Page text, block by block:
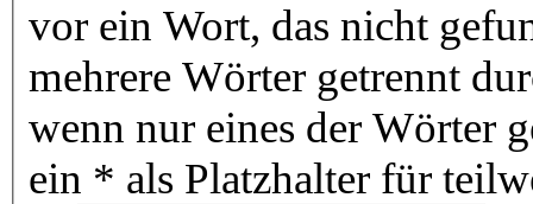
vor ein Wort, das nicht
mehrere Wörter getrennt
wenn nur eines der Wörter
ein * als Platzhalter für